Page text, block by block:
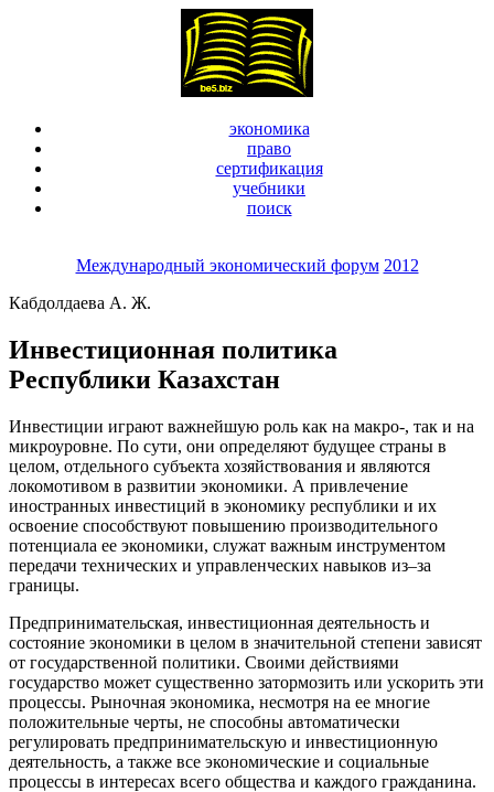
экономика
право
сертификация
учебники
поиск
Международный экономический форум 2012
Кабдолдаева А. Ж.
Инвестиционная политика
Республики Казахстан
Инвестиции играют важнейшую роль как на макро-, так и на
микроуровне. По сути, они определяют будущее страны в
целом, отдельного субъекта хозяйствования и являются
локомотивом в развитии экономики. А привлечение
иностранных инвестиций в экономику республики и их
освоение способствуют повышению производительного
потенциала ее экономики, служат важным инструментом
передачи технических и управленческих навыков из–за
границы.
Предпринимательская, инвестиционная деятельность и
состояние экономики в целом в значительной степени зависят
от государственной политики. Своими действиями
государство может существенно затормозить или ускорить эти
процессы. Рыночная экономика, несмотря на ее многие
положительные черты, не способны автоматически
регулировать предпринимательскую и инвестиционную
деятельность, а также все экономические и социальные
процессы в интересах всего общества и каждого гражданина.